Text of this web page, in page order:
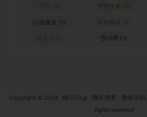
登陆失败 (3)
订阅服务 (5)
预付费 (3)
Copyright © 2024 微应Ving 微应博客 微应导航
rights reserved